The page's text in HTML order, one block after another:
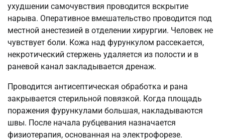
ухудшении самочувствия проводится вскрытие
нарыва. Оперативное вмешательство проводится под
местной анестезией в отделении хирургии. Человек не
чувствует боли. Кожа над фурункулом рассекается,
некротический стержень удаляется из полости и в
раневой канал закладывается дренаж.
Проводится антисептическая обработка и рана
закрывается стерильной повязкой. Когда площадь
поражения фурункулами большая, накладываются
швы. После начала рубцевания назначается
физиотерапия, основанная на электрофорезе.